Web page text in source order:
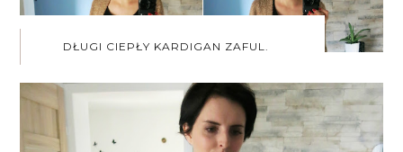
DŁUGI CIEPŁY KARDIGAN ZAFUL.